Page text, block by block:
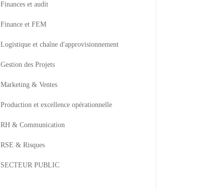
Finances et audit
Finance et FEM
Logistique et chaîne d'approvisionnement
Gestion des Projets
Marketing & Ventes
Production et excellence opérationnelle
RH & Communication
RSE & Risques
SECTEUR PUBLIC